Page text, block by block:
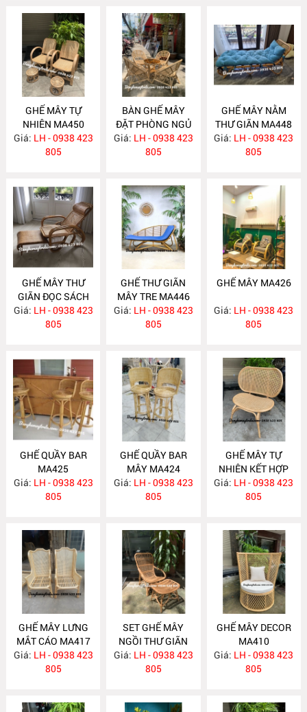
GHẾ MÂY TỰ
NHIÊN MA450
Giá: LH - 0938 423
805
BÀN GHẾ MÂY
ĐẶT PHÒNG NGỦ
MA449
Giá: LH - 0938 423
805
GHẾ MÂY NẰM
THƯ GIÃN MA448
Giá: LH - 0938 423
805
GHẾ MÂY THƯ
GIÃN ĐỌC SÁCH
MA447
Giá: LH - 0938 423
805
GHẾ THƯ GIÃN
MÂY TRE MA446
Giá: LH - 0938 423
805
GHẾ MÂY MA426
Giá: LH - 0938 423
805
GHẾ QUẦY BAR
MA425
Giá: LH - 0938 423
805
GHẾ QUẦY BAR
MÂY MA424
Giá: LH - 0938 423
805
GHẾ MÂY TỰ
NHIÊN KẾT HỢP
LƯỚI MẮT CÁO
MA418
Giá: LH - 0938 423
805
GHẾ MÂY LƯNG
MẮT CÁO MA417
Giá: LH - 0938 423
805
SET GHẾ MÂY
NGỒI THƯ GIÃN
MA416
Giá: LH - 0938 423
805
GHẾ MÂY DECOR
MA410
Giá: LH - 0938 423
805